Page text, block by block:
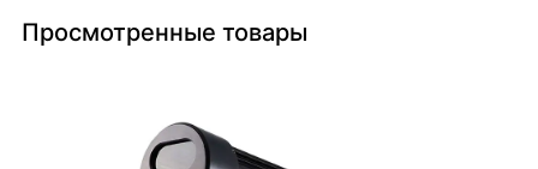
Просмотренные товары